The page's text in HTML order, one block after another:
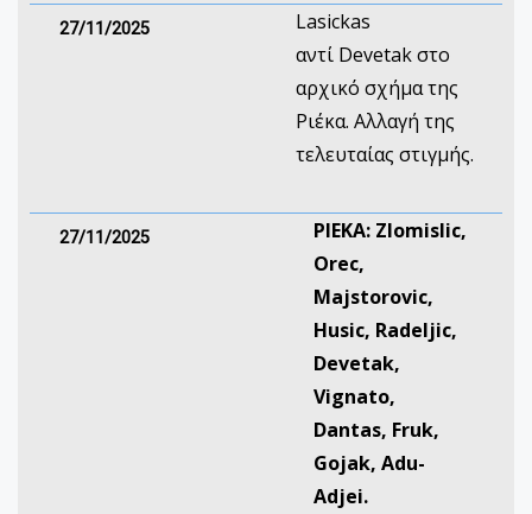
27/11/2025
Lasickas
αντί Devetak στο
αρχικό σχήμα της
Ριέκα. Αλλαγή της
τελευταίας στιγμής.
27/11/2025
ΡΙΕΚΑ: Zlomislic,
Orec,
Majstorovic,
Husic, Radeljic,
Devetak,
Vignato,
Dantas, Fruk,
Gojak, Adu-
Adjei.